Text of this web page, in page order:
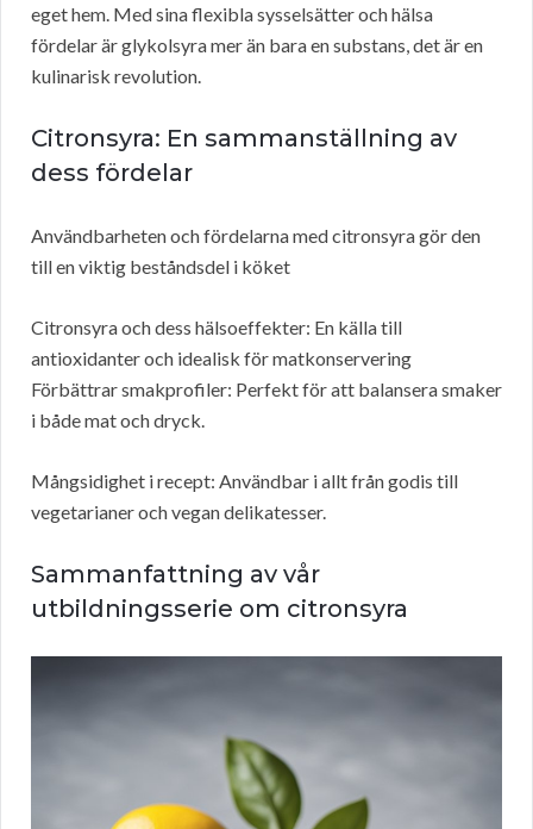
eget hem. Med sina flexibla sysselsätter och hälsa
fördelar är glykolsyra mer än bara en substans, det är en
kulinarisk revolution.
Citronsyra: En sammanställning av
dess fördelar
Användbarheten och fördelarna med citronsyra gör den
till en viktig beståndsdel i köket
Citronsyra och dess hälsoeffekter: En källa till
antioxidanter och idealisk för matkonservering
Förbättrar smakprofiler: Perfekt för att balansera smaker
i både mat och dryck.
Mångsidighet i recept: Användbar i allt från godis till
vegetarianer och vegan delikatesser.
Sammanfattning av vår
utbildningsserie om citronsyra